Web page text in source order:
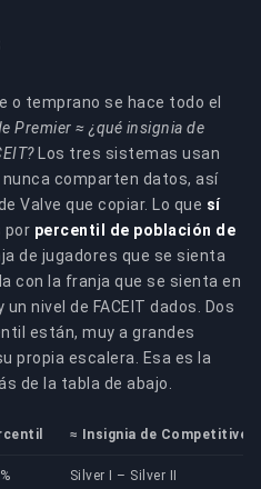
o temprano se hace todo el
Premier ≈ ¿qué insignia de
Los tres sistemas usan
comparten datos, así
Valve que copiar. Lo que sí
por percentil de población de
de jugadores que se sienta
con la franja que se sienta en
nivel de FACEIT dados. Dos
están, muy a grandes
propia escalera. Esa es la
de la tabla de abajo.
≈ Insignia de Competitive
Silver I – Silver II